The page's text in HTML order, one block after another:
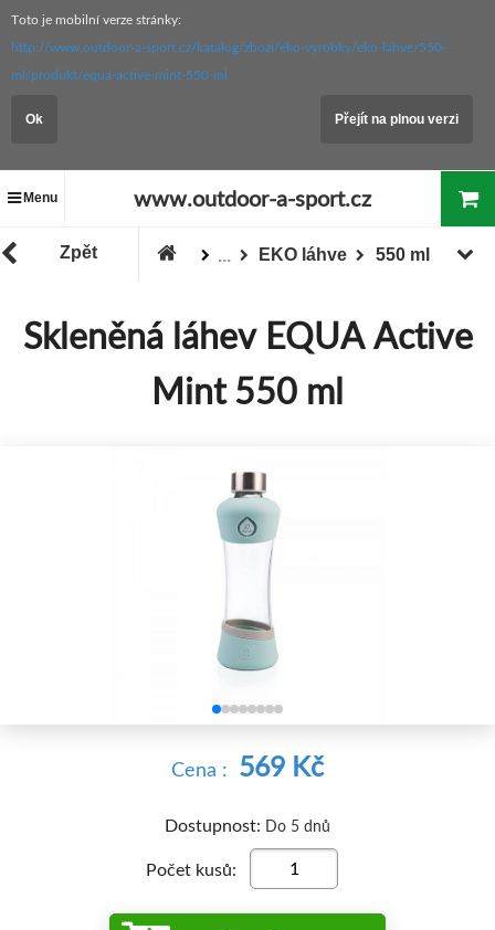
Toto je mobilní verze stránky:
http://www.outdoor-a-sport.cz/katalog/zbozi/eko-vyrobky/eko-lahve/550-
ml/produkt/equa-active-mint-550-ml
Ok Přejít na plnou verzi
Menu www.outdoor-a-sport.cz
Zpět ... 550 ml
EKO láhve
Skleněná láhev EQUA Active
Mint 550 ml
Cena : 569 Kč
Dostupnost: Do 5 dnů
Počet kusů: